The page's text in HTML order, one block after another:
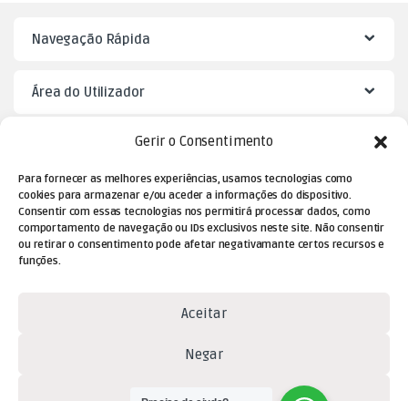
Gerir o Consentimento
Para fornecer as melhores experiências, usamos tecnologias como
cookies para armazenar e/ou aceder a informações do dispositivo.
Consentir com essas tecnologias nos permitirá processar dados, como
comportamento de navegação ou IDs exclusivos neste site. Não consentir
ou retirar o consentimento pode afetar negativamante certos recursos e
funções.
Aceitar
Negar
Ver preferências
Navegação Rápida
Área do Utilizador
Dúvidas? Contacte-nos!